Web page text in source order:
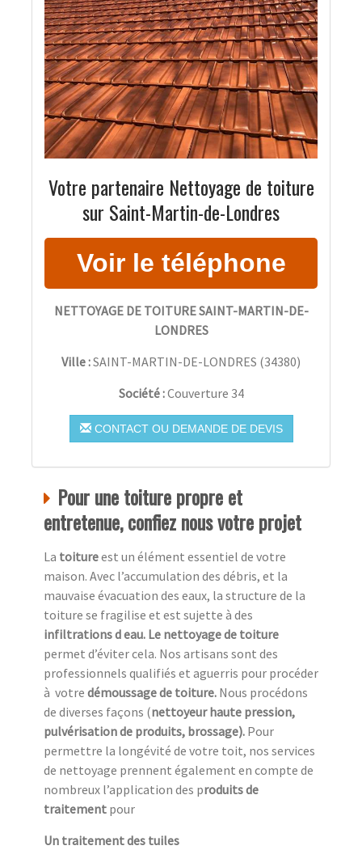
Votre partenaire Nettoyage de toiture
sur Saint-Martin-de-Londres
NETTOYAGE DE TOITURE SAINT-MARTIN-DE-
LONDRES
Ville :SAINT-MARTIN-DE-LONDRES (34380)
Société :Couverture 34
CONTACT OU DEMANDE DE DEVIS
Pour une toiture propre et
entretenue, confiez nous votre projet
La toitureest un élément essentiel de votre
maison. Avec l’accumulation des débris, et la
mauvaise évacuation des eaux, la structure de la
toiture se fragilise et est sujette à des
infiltrations d eau. Le nettoyage de toiture
permet d’éviter cela. Nos artisans sont des
professionnels qualifiés et aguerris pour procéder
à votre démoussage de toiture. Nous procédons
de diverses façons (nettoyeur haute pression,
pulvérisation de produits, brossage). Pour
permettre la longévité de votre toit, nos services
de nettoyage prennent également en compte de
nombreux l’application des produits de
traitement pour
Un traitement des tuiles